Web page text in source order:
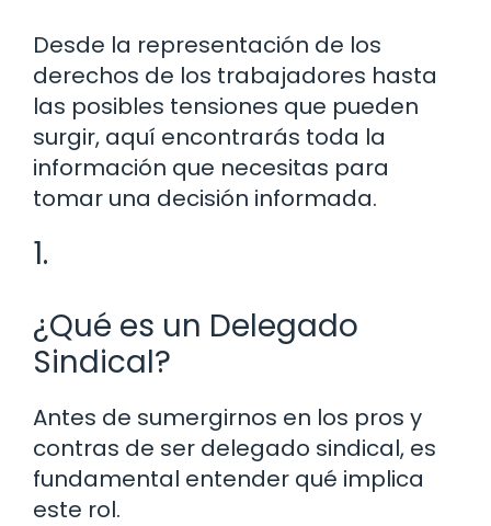
Desde la representación de los
derechos de los trabajadores hasta
las posibles tensiones que pueden
surgir, aquí encontrarás toda la
información que necesitas para
tomar una decisión informada.
1.
¿Qué es un Delegado
Sindical?
Antes de sumergirnos en los pros y
contras de ser delegado sindical, es
fundamental entender qué implica
este rol.